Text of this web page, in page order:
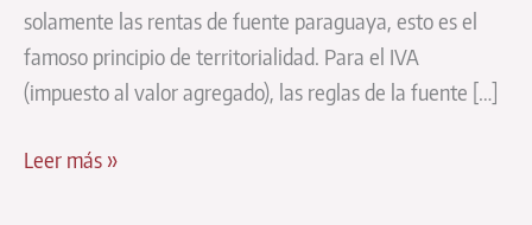
solamente las rentas de fuente paraguaya, esto es el
famoso principio de territorialidad. Para el IVA
(impuesto al valor agregado), las reglas de la fuente […]
Trabajar
Leer más »